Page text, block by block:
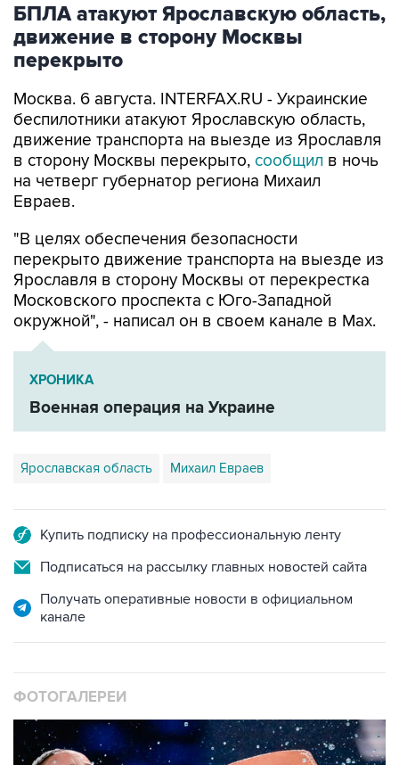
БПЛА атакуют Ярославскую область,
движение в сторону Москвы
перекрыто
Москва. 6 августа. INTERFAX.RU - Украинские
беспилотники атакуют Ярославскую область,
движение транспорта на выезде из Ярославля
в сторону Москвы перекрыто, сообщил в ночь
на четверг губернатор региона Михаил
Евраев.
"В целях обеспечения безопасности
перекрыто движение транспорта на выезде из
Ярославля в сторону Москвы от перекрестка
Московского проспекта с Юго-Западной
окружной", - написал он в своем канале в Мах.
ХРОНИКА
Военная операция на Украине
Ярославская область Михаил Евраев
Купить подписку на профессиональную ленту
Подписаться на рассылку главных новостей сайта
Получать оперативные новости в официальном
канале
ФОТОГАЛЕРЕИ